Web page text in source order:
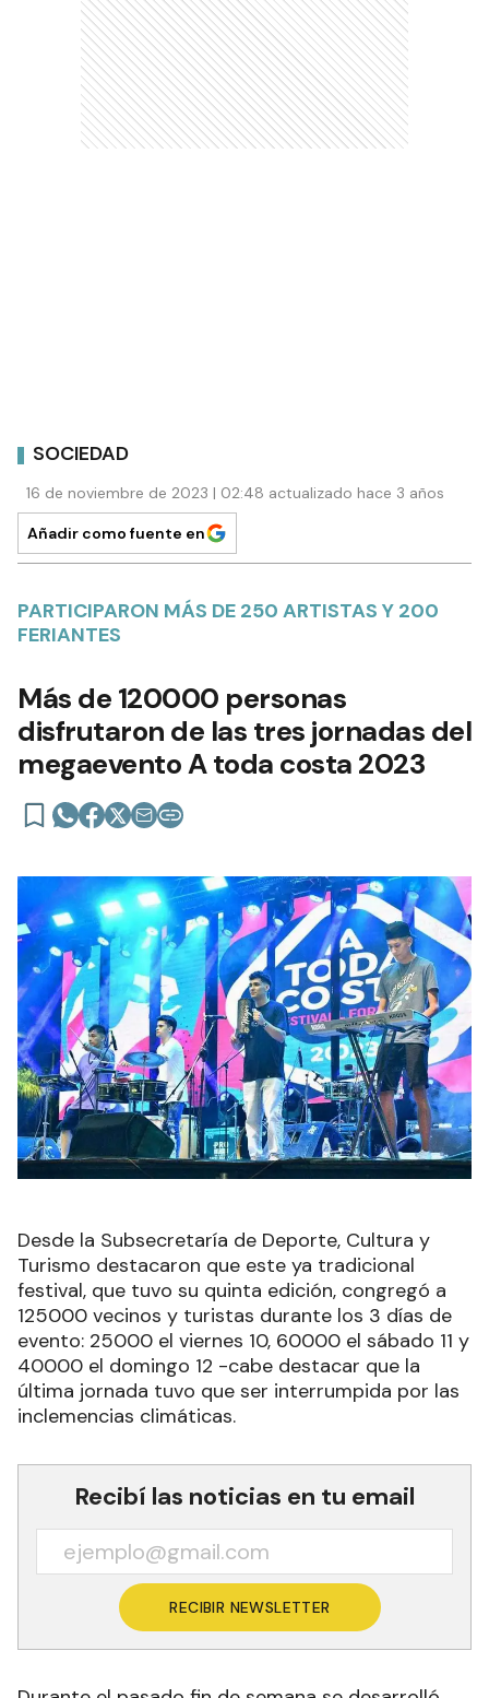
SOCIEDAD
16 de noviembre de 2023 | 02:48 actualizado hace 3 años
Añadir como fuente en
PARTICIPARON MÁS DE 250 ARTISTAS Y 200
FERIANTES
Más de 120000 personas
disfrutaron de las tres jornadas del
megaevento A toda costa 2023
Desde la Subsecretaría de Deporte, Cultura y
Turismo destacaron que este ya tradicional
festival, que tuvo su quinta edición, congregó a
125000 vecinos y turistas durante los 3 días de
evento: 25000 el viernes 10, 60000 el sábado 11 y
40000 el domingo 12 -cabe destacar que la
última jornada tuvo que ser interrumpida por las
inclemencias climáticas.
Recibí las noticias en tu email
RECIBIR NEWSLETTER